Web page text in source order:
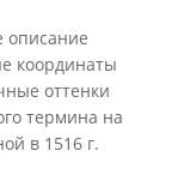
описание
координаты
оттенки
термина на
в 1516 г.